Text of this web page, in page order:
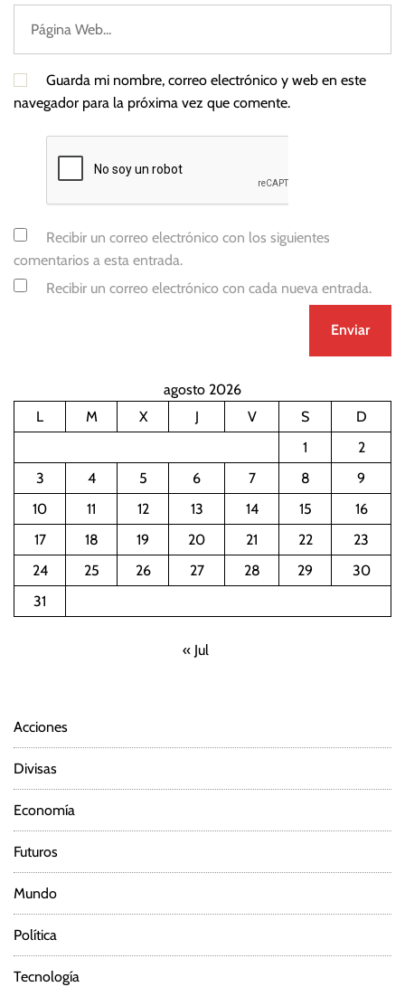
Guarda mi nombre, correo electrónico y web en este
navegador para la próxima vez que comente.
Recibir un correo electrónico con los siguientes
comentarios a esta entrada.
Recibir un correo electrónico con cada nueva entrada.
agosto 2026
L
M X J V S
D
1
2
3
4 5 6 7 8
9
10
11 12 13 14 15
16
17
18 19 20 21 22
23
24
25 26 27 28 29
30
31
« Jul
Acciones
Divisas
Economía
Futuros
Mundo
Política
Tecnología